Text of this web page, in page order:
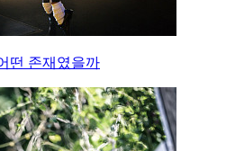
떤 존재였을까